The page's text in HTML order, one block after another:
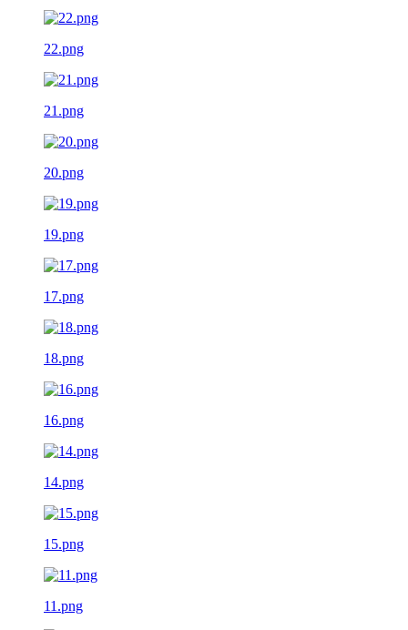
22.png
21.png
20.png
19.png
17.png
18.png
16.png
14.png
15.png
11.png